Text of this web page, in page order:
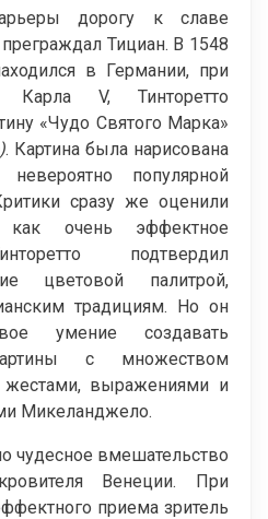
дорогу к славе
Тициан. В 1548
в Германии, при
Карла V, Тинторетто
«Чудо Святого Марка»
. Картина была нарисована
популярной
сразу же оценили
как очень эффектное
подтвердил
цветовой палитрой,
традициям. Но он
умение создавать
с множеством
выражениями и
Микеланджело.
чудесное вмешательство
Венеции. При
приема зритель